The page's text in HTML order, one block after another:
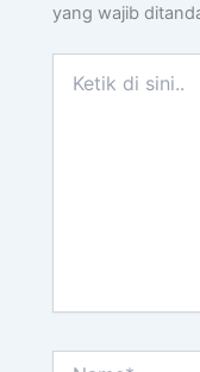
yang wajib